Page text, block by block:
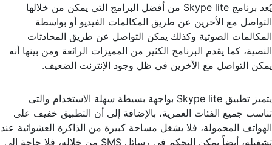
يُعد برنامج Skype lite من أفضل البرامج التى يمكن من خلالها
التواصل مع الأخرين عن طريق المكالمات الفيديو أو بواسطة
المكالمات الصوتية وكذلك يمكن التواصل عن طريق المحادثات
النصية، كما يقدم البرنامج الكثير من المميزات الرائعة ومن بينها أنه
يمكن التواصل مع الأخرين فى ظل وجود الإنترنت الضعيف.
يتميز تطبيق Skype lite بواجهة بسيطة سهلة الاستخدام والتى
تناسب جميع الفئات العمرية، بالإضافة إلى أن التطبيق خفيف على
الهواتف المحمولة، فلا يشغل مساحة كبيرة من الذاكرة العشوائية عند
تشغيله، أيضاً يمكن التحكم فى رسائل SMS من خلاله، فلا حاجة إلى